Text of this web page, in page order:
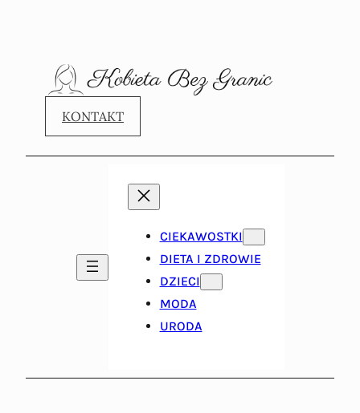
KONTAKT
CIEKAWOSTKI
DIETA I ZDROWIE
DZIECI
MODA
URODA